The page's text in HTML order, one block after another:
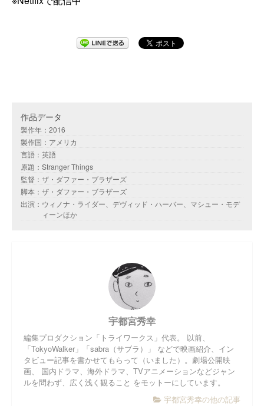
作品データ
製作年：2016
製作国：アメリカ
言語：英語
原題：Stranger Things
監督：ザ・ダファー・ブラザーズ
脚本：ザ・ダファー・ブラザーズ
出演：ウィノナ・ライダー、デヴィッド・ハーバー、マシュー・モデ
ィーンほか
宇都宮秀幸
編集プロダクション「トライワークス」代表。 以前、
「TokyoWalker」「sabra（サブラ）」 などで映画紹介、イン
タビュー記事を書かせてもらって（いました）。劇場公開映
画、 国内ドラマ、海外ドラマ、TVアニメーションなどジャン
ルを問わず、広く浅く観ること をモットーにしています。
宇都宮秀幸の他の記事